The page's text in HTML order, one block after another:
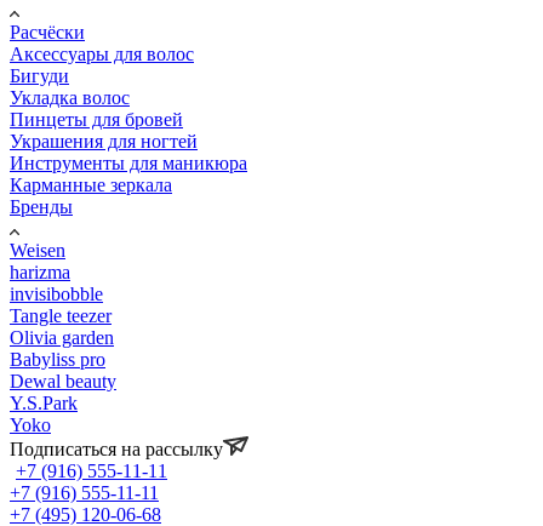
Расчёски
Аксессуары для волос
Бигуди
Укладка волос
Пинцеты для бровей
Украшения для ногтей
Инструменты для маникюра
Карманные зеркала
Бренды
Weisen
harizma
invisibobble
Tangle teezer
Olivia garden
Babyliss pro
Dewal beauty
Y.S.Park
Yoko
Подписаться на рассылку
+7 (916) 555-11-11
+7 (916) 555-11-11
+7 (495) 120-06-68